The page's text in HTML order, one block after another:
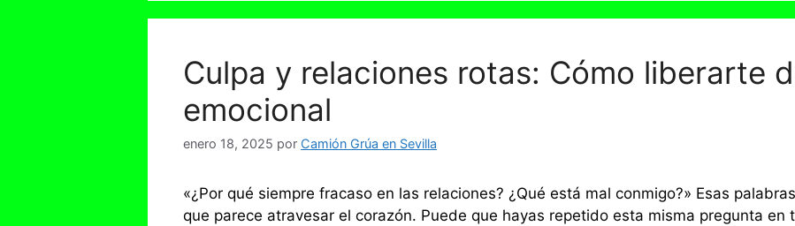
Culpa y relaciones rotas: Cómo liberarte
emocional
enero 18, 2025 por Camión Grúa en Sevilla
«¿Por qué siempre fracaso en las relaciones? ¿Qué está mal conmigo?» Esas
que parece atravesar el corazón. Puede que hayas repetido esta misma pregunta en